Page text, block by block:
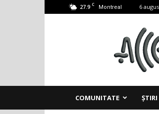
27.9 C Montreal 6
Montreal
COMUNITATE ȘTIRI